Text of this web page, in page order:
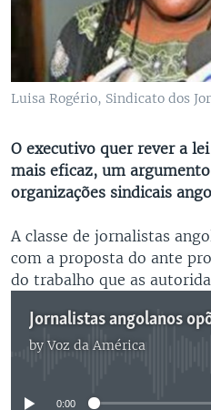
Luisa Rogério, Sindicato dos
O executivo quer rever a
mais eficaz, um
organizações sindicais
A classe de jornalistas
com a proposta do ante
do trabalho que as
byVoz da América
No media source
0:00